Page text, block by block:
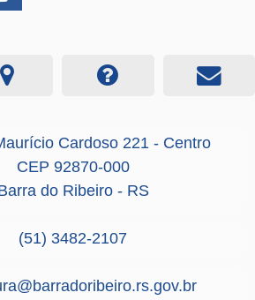
Cardoso 221 - Centro
CEP 92870-000
do Ribeiro - RS
(51) 3482-2107